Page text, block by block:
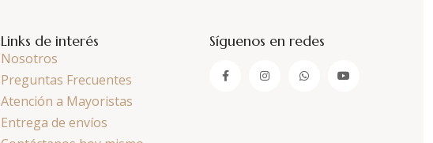
Links de interés
Nosotros
Preguntas Frecuentes
Atención a Mayoristas
Entrega de envíos
Síguenos en redes